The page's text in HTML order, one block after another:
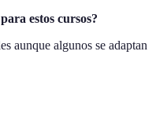
estos cursos?
aunque algunos se adaptan